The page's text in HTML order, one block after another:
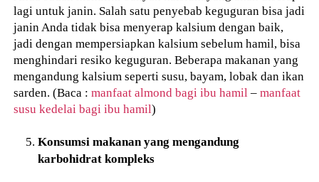
lagi untuk janin. Salah satu penyebab keguguran bisa jadi
janin Anda tidak bisa menyerap kalsium dengan baik,
jadi dengan mempersiapkan kalsium sebelum hamil, bisa
menghindari resiko keguguran. Beberapa makanan yang
mengandung kalsium seperti susu, bayam, lobak dan ikan
sarden. (Baca :manfaat almond bagi ibu hamil –manfaat
susu kedelai bagi ibu hamil)
Konsumsi makanan yang mengandung
karbohidrat kompleks